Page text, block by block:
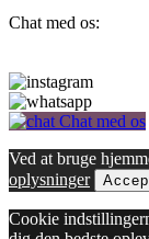
Chat med os:
Chat med os
Ved at bruge
oplysninger
Cookie